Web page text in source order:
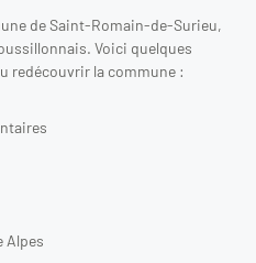
de Saint-Romain-de-Surieu,
Voici quelques
redécouvrir la commune :
Alpes